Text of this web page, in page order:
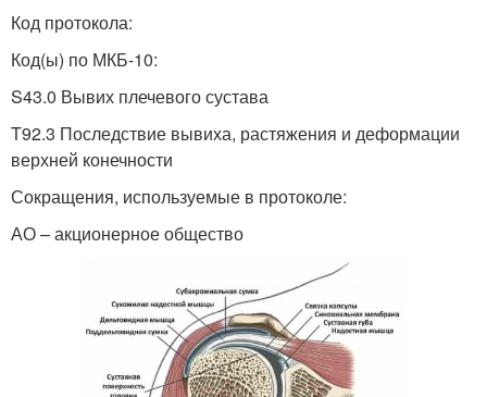
Код протокола:
Код(ы) по МКБ-10:
S43.0 Вывих плечевого сустава
T92.3 Последствие вывиха, растяжения и деформации
верхней конечности
Сокращения, используемые в протоколе:
АО – акционерное общество